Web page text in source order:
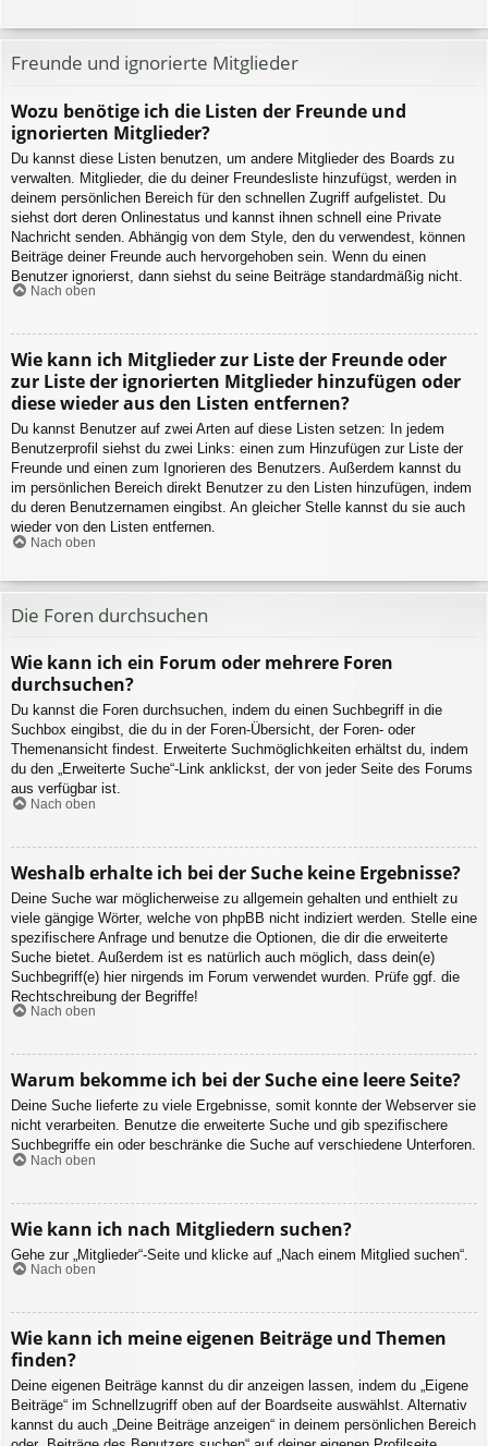
Freunde und ignorierte Mitglieder
Wozu benötige ich die Listen der Freunde und
ignorierten Mitglieder?
Du kannst diese Listen benutzen, um andere Mitglieder des Boards zu
verwalten. Mitglieder, die du deiner Freundesliste hinzufügst, werden in
deinem persönlichen Bereich für den schnellen Zugriff aufgelistet. Du
siehst dort deren Onlinestatus und kannst ihnen schnell eine Private
Nachricht senden. Abhängig von dem Style, den du verwendest, können
Beiträge deiner Freunde auch hervorgehoben sein. Wenn du einen
Benutzer ignorierst, dann siehst du seine Beiträge standardmäßig nicht.
Nach oben
Wie kann ich Mitglieder zur Liste der Freunde oder
zur Liste der ignorierten Mitglieder hinzufügen oder
diese wieder aus den Listen entfernen?
Du kannst Benutzer auf zwei Arten auf diese Listen setzen: In jedem
Benutzerprofil siehst du zwei Links: einen zum Hinzufügen zur Liste der
Freunde und einen zum Ignorieren des Benutzers. Außerdem kannst du
im persönlichen Bereich direkt Benutzer zu den Listen hinzufügen, indem
du deren Benutzernamen eingibst. An gleicher Stelle kannst du sie auch
wieder von den Listen entfernen.
Nach oben
Die Foren durchsuchen
Wie kann ich ein Forum oder mehrere Foren
durchsuchen?
Du kannst die Foren durchsuchen, indem du einen Suchbegriff in die
Suchbox eingibst, die du in der Foren-Übersicht, der Foren- oder
Themenansicht findest. Erweiterte Suchmöglichkeiten erhältst du, indem
du den „Erweiterte Suche“-Link anklickst, der von jeder Seite des Forums
aus verfügbar ist.
Nach oben
Weshalb erhalte ich bei der Suche keine Ergebnisse?
Deine Suche war möglicherweise zu allgemein gehalten und enthielt zu
viele gängige Wörter, welche von phpBB nicht indiziert werden. Stelle eine
spezifischere Anfrage und benutze die Optionen, die dir die erweiterte
Suche bietet. Außerdem ist es natürlich auch möglich, dass dein(e)
Suchbegriff(e) hier nirgends im Forum verwendet wurden. Prüfe ggf. die
Rechtschreibung der Begriffe!
Nach oben
Warum bekomme ich bei der Suche eine leere Seite?
Deine Suche lieferte zu viele Ergebnisse, somit konnte der Webserver sie
nicht verarbeiten. Benutze die erweiterte Suche und gib spezifischere
Suchbegriffe ein oder beschränke die Suche auf verschiedene Unterforen.
Nach oben
Wie kann ich nach Mitgliedern suchen?
Gehe zur „Mitglieder“-Seite und klicke auf „Nach einem Mitglied suchen“.
Nach oben
Wie kann ich meine eigenen Beiträge und Themen
finden?
Deine eigenen Beiträge kannst du dir anzeigen lassen, indem du „Eigene
Beiträge“ im Schnellzugriff oben auf der Boardseite auswählst. Alternativ
kannst du auch „Deine Beiträge anzeigen“ in deinem persönlichen Bereich